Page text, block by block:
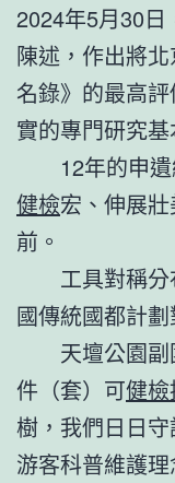
2024年5月30
陳述，作出將
名錄》的最高
實的專門研究基
12年的申
健檢宏、伸展
前。
工具對稱
國傳統國都計
天壇公園
件（套）可健
樹，我們日日
游客科普維護